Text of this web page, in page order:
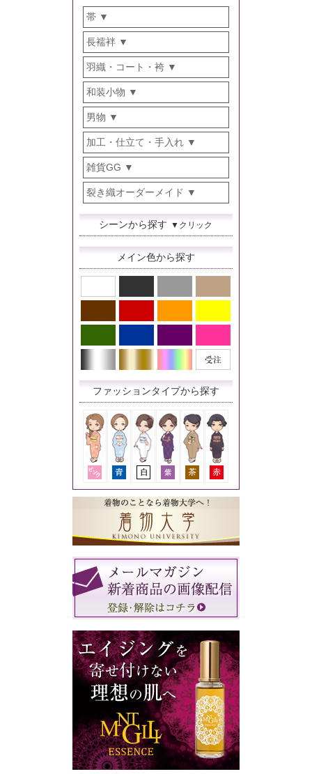
帯
長襦袢
羽織・コート・袴
和装小物
男物
加工・仕立て・手入れ
雑貨GG
裂き織オーダーメイド
シーンから探す ▼クリック
メイン色から探す
ファッションタイプから探す